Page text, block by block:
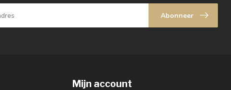
Abonneer
Mijn account